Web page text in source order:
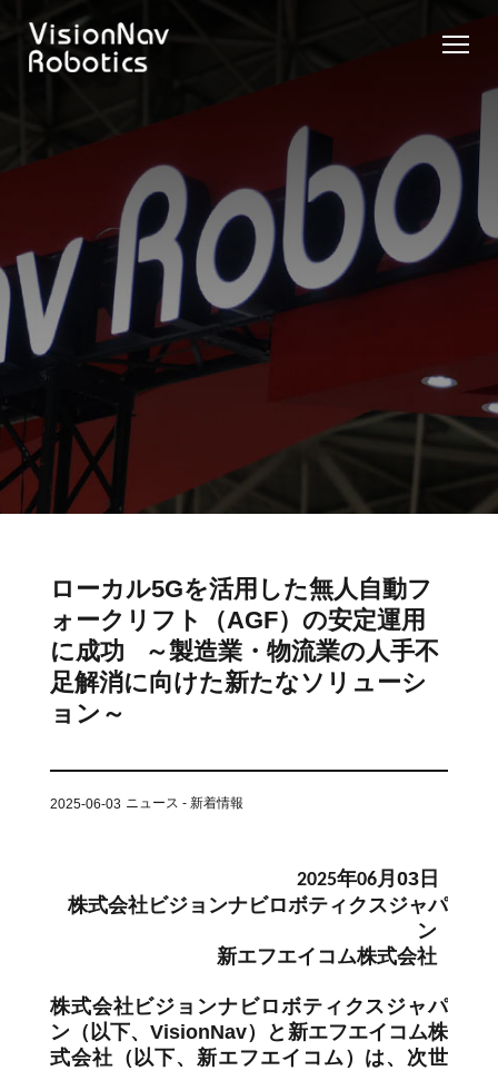
VNR 14
VNR 16
VNR 20
ーバラン
ス型AGF
VNE
20-66
VNE 20-
VNE30-
66
VNE40-
66
カウンタ
ス型AGF
VNP 30
VNP 30
VNP15(VL)-66
VNP20(VL)-07
14
VNSL 14
VNST20-
66
VNST20-
SINGLE
クター
VNQ 40
VNQ 40
VNK 15
VNK 15
RCS(ロ
システ
ム)
ントロー
ルシステ
ム)
に困ったら
こちらへ
モデル比較
お問い合わ
せ
ローカル5Gを活用した無人自動フ
ォークリフト（AGF）の安定運用
に成功 ～製造業・物流業の人手不
足解消に向けた新たなソリューシ
ョン～
2025-06-03 ニュース - 新着情報
2025年06月03 日
株式会社ビジョンナビロボティクスジャパ
ン
新エフエイコム株式会社
株式会社ビジョンナビロボティクスジャパ
ン（以下、VisionNav）と新エフエイコム株
式会社（以下、新エフエイコム）は、次世